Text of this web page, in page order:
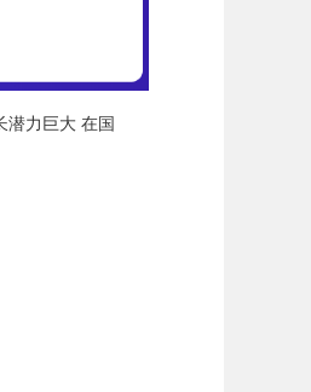
潜力巨大 在国